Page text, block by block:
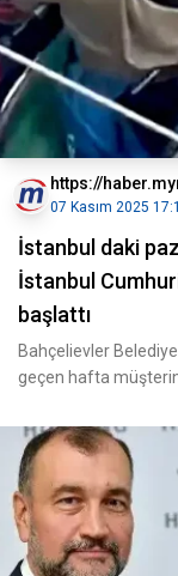
https://
07 Kasım 2025
İstanbul daki
İstanbul
başlattı
Bahçelievler
geçen hafta